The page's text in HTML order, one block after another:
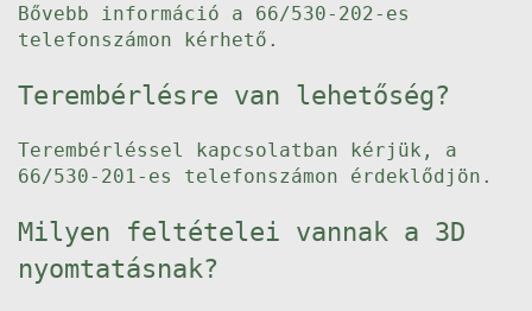
Bővebb információ a 66/530-202-es
telefonszámon kérhető.
Terembérlésre van lehetőség?
Terembérléssel kapcsolatban kérjük, a
66/530-201-es telefonszámon érdeklődjön.
Milyen feltételei vannak a 3D
nyomtatásnak?